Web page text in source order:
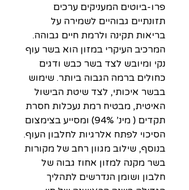
פרו-ביוטים המעניקים ערכים
תזונתיים גבוהיים לשמירה על
בריאות תקינה ולרמת חיים גבוהה.
המרכיב העיקרי במזון הוא בשר עוף
נקי ומיובש לצד בשר כבש ודגים
כחולים ברמה הגבוה ביותר. שימוש
בבשר איכותי, לצד שיטת הבישול
האיטית, מבטיח רמת נעכלות חסרת
תקדים ( מינ’ 94%) ומסייע בצימצום
הסיכוי לפתח אלרגיות לחלבון העוף.
בנוסף, שילוב מגוון רחב של מקורות
בשר מקנה למזון אחוז גבוה של
חלבון ושומן הנדרשים לתהליך